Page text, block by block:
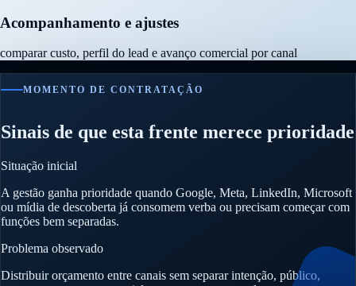
Acompanhamento e ajustes
comparar custo, perfil do lead e avanço comercial por canal
MOMENTO DE CONTRATAÇÃO
Sinais de que esta frente merece prioridade
Situação inicial
A gestão ganha prioridade quando Google, Meta, LinkedIn, Microsoft
ou mídia de descoberta já consomem verba ou precisam começar com
funções bem separadas.
Problema observado
Distribuir orçamento entre canais sem separar intenção, público,